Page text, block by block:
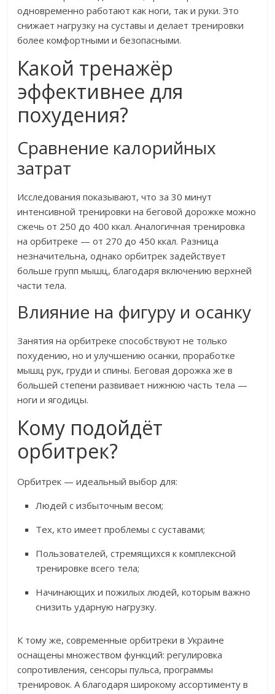
одновременно работают как ноги, так и руки. Это
снижает нагрузку на суставы и делает тренировки
более комфортными и безопасными.
Какой тренажёр
эффективнее для
похудения?
Сравнение калорийных
затрат
Исследования показывают, что за 30 минут
интенсивной тренировки на беговой дорожке можно
сжечь от 250 до 400 ккал. Аналогичная тренировка
на орбитреке — от 270 до 450 ккал. Разница
незначительна, однако орбитрек задействует
больше групп мышц, благодаря включению верхней
части тела.
Влияние на фигуру и осанку
Занятия на орбитреке способствуют не только
похудению, но и улучшению осанки, проработке
мышц рук, груди и спины. Беговая дорожка же в
большей степени развивает нижнюю часть тела —
ноги и ягодицы.
Кому подойдёт
орбитрек?
Орбитрек — идеальный выбор для:
Людей с избыточным весом;
Тех, кто имеет проблемы с суставами;
Пользователей, стремящихся к комплексной
тренировке всего тела;
Начинающих и пожилых людей, которым важно
снизить ударную нагрузку.
К тому же, современные орбитреки в Украине
оснащены множеством функций: регулировка
сопротивления, сенсоры пульса, программы
тренировок. А благодаря широкому ассортименту в